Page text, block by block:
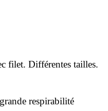
filet. Différentes tailles.
respirabilité